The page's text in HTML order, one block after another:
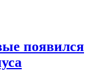
появился